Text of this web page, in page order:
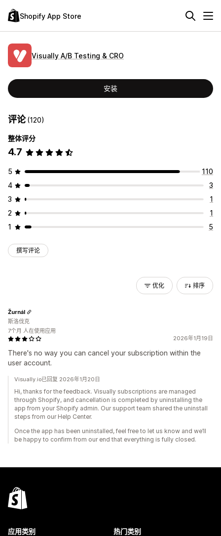
Shopify App Store
Visually A/B Testing & CRO
安装
评论(120)
整体评分
4.7
5
110
4
3
3
1
2
1
1
5
撰写评论
优化 排序
2026年1月19日
There's no way you can cancel your subscription within the
user account.
Žurnál
斯洛伐克
7个月 人在使用应用
Visually.io已回复 2026年1月20日
Hi, thanks for the feedback. Visually subscriptions are managed
through Shopify, and cancellation is completed by uninstalling the
app from your Shopify admin. Our support team shared the uninstall
steps from our Help Center.
Once the app has been uninstalled, feel free to let us know and we’ll
be happy to confirm from our end that everything is fully closed.
应用类别 热门类别